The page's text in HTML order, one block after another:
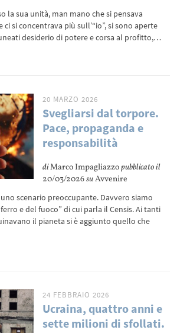
la sua unità, man mano che si pensava
ci si concentrava più sull’“io”, si sono aperte
desiderio di potere e corsa al profitto,…
20 MARZO 2026
Svegliarsi dal torpore.
Pace, propaganda e
responsabilità
diMarco Impagliazzopubblicato il
20/03/2026suAvvenire
scenario preoccupante. Davvero siamo
e del fuoco” di cui parla il Censis. Ai tanti
il pianeta si è aggiunto quello che
24 FEBBRAIO 2026
Ucraina, quattro anni e
sette milioni di sfollati.